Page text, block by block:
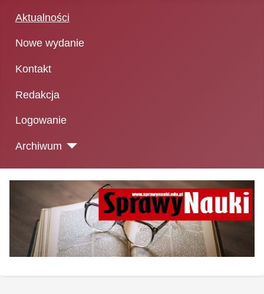
Aktualności
Nowe wydanie
Kontakt
Redakcja
Logowanie
Archiwum